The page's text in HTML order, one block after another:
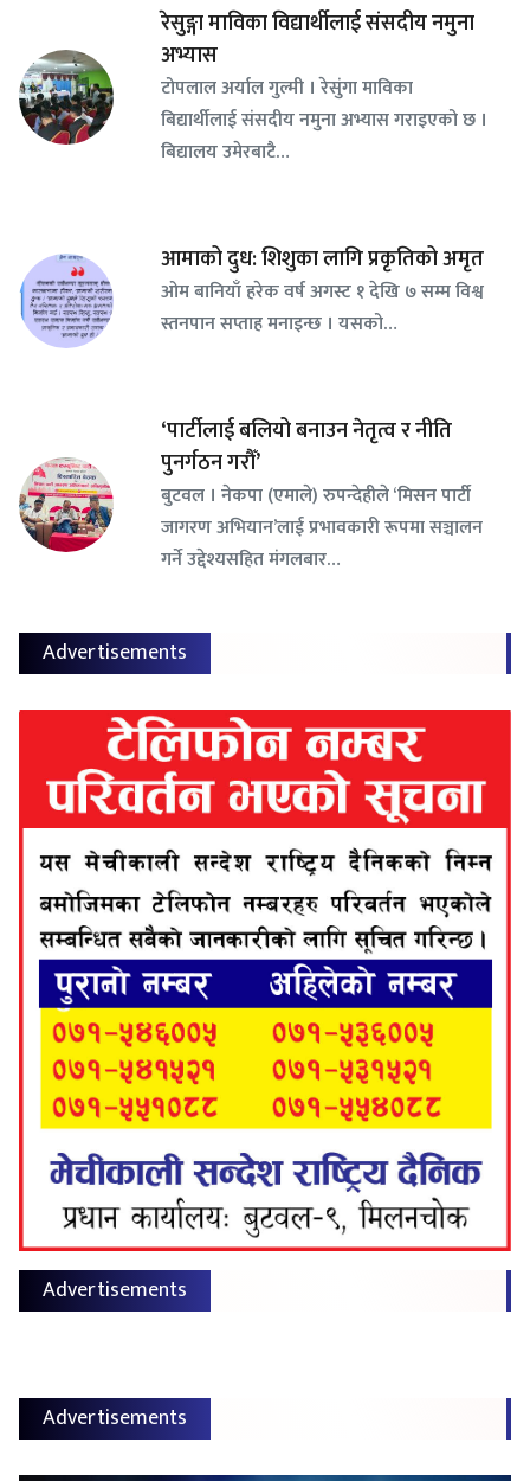
रेसुङ्गा माविका विद्यार्थीलाई संसदीय नमुना
अभ्यास
टोपलाल अर्याल गुल्मी । रेसुंगा माविका
बिद्यार्थीलाई संसदीय नमुना अभ्यास गराइएको छ ।
बिद्यालय उमेरबाटै…
आमाको दुध: शिशुका लागि प्रकृतिको अमृत
ओम बानियाँ हरेक वर्ष अगस्ट १ देखि ७ सम्म विश्व
स्तनपान सप्ताह मनाइन्छ । यसको…
‘पार्टीलाई बलियो बनाउन नेतृत्व र नीति
पुनर्गठन गरौँ’
बुटवल । नेकपा (एमाले) रुपन्देहीले ‘मिसन पार्टी
जागरण अभियान’लाई प्रभावकारी रूपमा सञ्चालन
गर्ने उद्देश्यसहित मंगलबार…
Advertisements
Advertisements
Advertisements